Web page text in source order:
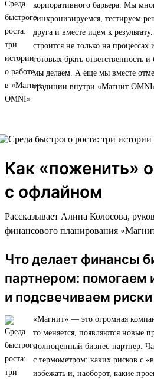
корпоративного барьера. Мы
синхронизируемся, тестируем
друга и вместе идем к
строится не только на
готовых брать ответственность
мы делаем. А еще мы вместе
традиции внутри «Магнит
Как «поженить»
с офлайном
Рассказывает Алина Колосова,
финансового планирования
Что делает финансы
партнером: помогаем
и подсвечиваем риски
«Магнит» — это огромная
то меняется, появляются новые
полноценный бизнес-партнер.
с термометром: каких рисков с
избежать и, наоборот, какие